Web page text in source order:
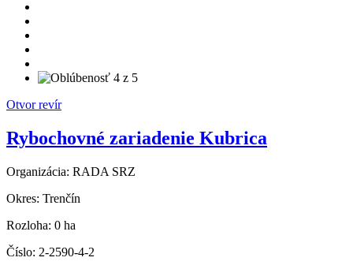
Otvor revír
Rybochovné zariadenie Kubrica
Organizácia: RADA SRZ
Okres: Trenčín
Rozloha: 0 ha
Číslo: 2-2590-4-2